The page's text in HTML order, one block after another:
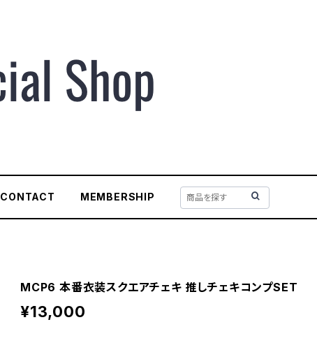
CONTACT MEMBERSHIP
MCP6 本番衣装スクエアチェキ 推しチェキコンプSET
¥13,000